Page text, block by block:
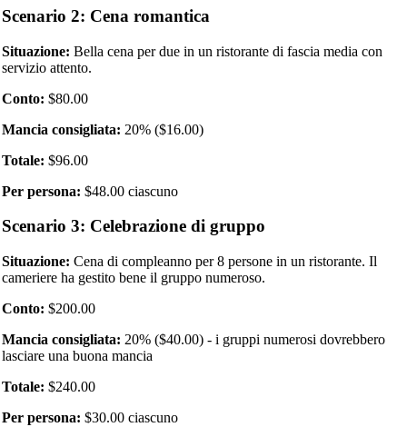
Scenario 2: Cena romantica
Situazione: Bella cena per due in un ristorante di fascia media con
servizio attento.
Conto: $80.00
Mancia consigliata: 20% ($16.00)
Totale: $96.00
Per persona: $48.00 ciascuno
Scenario 3: Celebrazione di gruppo
Situazione: Cena di compleanno per 8 persone in un ristorante. Il
cameriere ha gestito bene il gruppo numeroso.
Conto: $200.00
Mancia consigliata: 20% ($40.00) - i gruppi numerosi dovrebbero
lasciare una buona mancia
Totale: $240.00
Per persona: $30.00 ciascuno